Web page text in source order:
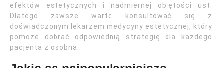
efektów estetycznych i nadmiernej objętości ust.
Dlatego zawsze warto konsultować się z
doświadczonym lekarzem medycyny estetycznej, który
pomoże dobrać odpowiednią strategię dla każdego
pacjenta z osobna.